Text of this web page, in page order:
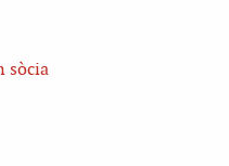
sòcia